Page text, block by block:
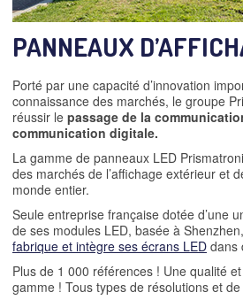
PANNEAUX
Porté par une capacité d’innovation
connaissance des marchés, le groupe
réussir le passage de la
communication digitale.
La gamme de panneaux LED
des marchés de l’affichage extérieur et
monde entier.
Seule entreprise française dotée d’une
de ses modules LED, basée à Shenzhen,
fabrique et intègre ses écrans LED dans
Plus de 1 000 références ! Une qualité
gamme ! Tous types de résolutions et